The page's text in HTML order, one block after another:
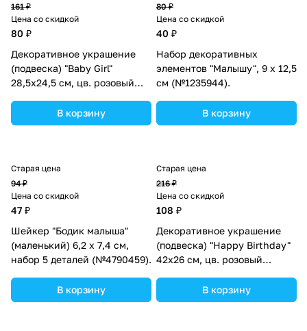
161 ₽
Цена со скидкой
80 ₽
Декоративное украшение
(подвеска) "Baby Girl"
28,5х24,5 см, цв. розовый
В корзину
80 ₽
Цена со скидкой
40 ₽
Набор декоративных
элементов "Малышу", 9 х 12,5
см (№1235944).
В корзину
Старая цена
94 ₽
Цена со скидкой
47 ₽
Шейкер "Бодик малыша"
(маленький) 6,2 х 7,4 см,
набор 5 деталей (№4790459).
В корзину
Старая цена
216 ₽
Цена со скидкой
108 ₽
Декоративное украшение
(подвеска) "Happy Birthday"
42х26 см, цв. розовый
В корзину